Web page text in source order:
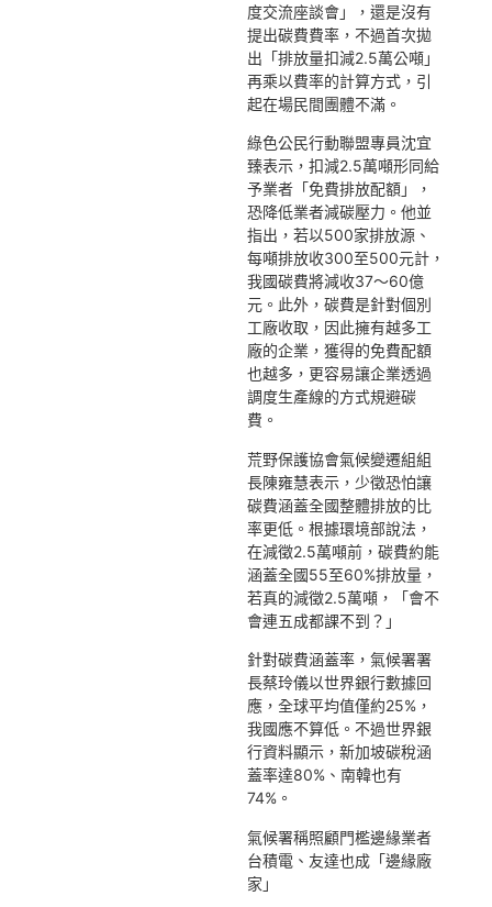
度交流座談會」，還是沒有
提出碳費費率，不過首次拋
出「排放量扣減2.5萬公噸」
再乘以費率的計算方式，引
起在場民間團體不滿。
綠色公民行動聯盟專員沈宜
臻表示，扣減2.5萬噸形同給
予業者「免費排放配額」，
恐降低業者減碳壓力。他並
指出，若以500家排放源、
每噸排放收300至500元計，
我國碳費將減收37～60億
元。此外，碳費是針對個別
工廠收取，因此擁有越多工
廠的企業，獲得的免費配額
也越多，更容易讓企業透過
調度生產線的方式規避碳
費。
荒野保護協會氣候變遷組組
長陳雍慧表示，少徵恐怕讓
碳費涵蓋全國整體排放的比
率更低。根據環境部說法，
在減徵2.5萬噸前，碳費約能
涵蓋全國55至60%排放量，
若真的減徵2.5萬噸，「會不
會連五成都課不到？」
針對碳費涵蓋率，氣候署署
長蔡玲儀以世界銀行數據回
應，全球平均值僅約25%，
我國應不算低。不過世界銀
行資料顯示，新加坡碳稅涵
蓋率達80%、南韓也有
74%。
氣候署稱照顧門檻邊緣業者
台積電、友達也成「邊緣廠
家」